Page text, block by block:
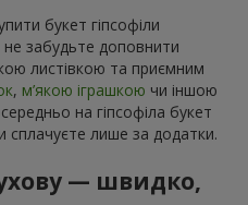
букет гіпсофіли
забудьте доповнити
листівкою та приємним
, м’якою іграшкою чи іншою
на гіпсофіла букет
сплачуєте лише за додатки.
— швидко,